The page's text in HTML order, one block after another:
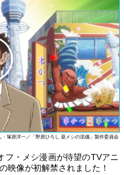
塚原洋一／「野原ひろし 昼メシの流儀」製作委員会
フ・メシ漫画が待望のTVアニ
映像が初解禁されました！